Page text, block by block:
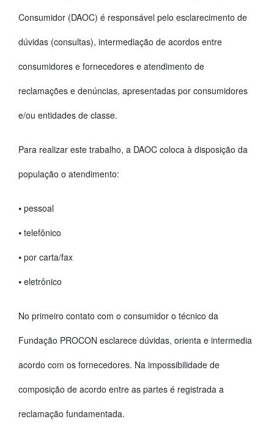
Consumidor (DAOC) é responsável pelo esclarecimento de
dúvidas (consultas), intermediação de acordos entre
consumidores e fornecedores e atendimento de
reclamações e denúncias, apresentadas por consumidores
e/ou entidades de classe.
Para realizar este trabalho, a DAOC coloca à disposição da
população o atendimento:
⦁ pessoal
⦁ telefônico
⦁ por carta/fax
⦁ eletrônico
No primeiro contato com o consumidor o técnico da
Fundação PROCON esclarece dúvidas, orienta e intermedia
acordo com os fornecedores. Na impossibilidade de
composição de acordo entre as partes é registrada a
reclamação fundamentada.